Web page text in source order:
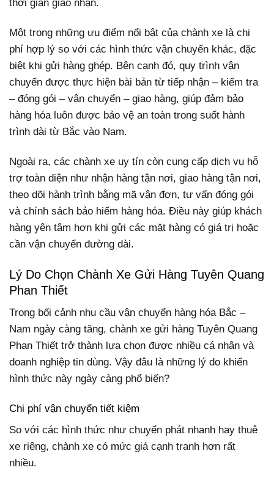
thời gian giao nhận.
Một trong những ưu điểm nổi bật của chành xe là chi
phí hợp lý so với các hình thức vận chuyển khác, đặc
biệt khi gửi hàng ghép. Bên cạnh đó, quy trình vận
chuyển được thực hiện bài bản từ tiếp nhận – kiểm tra
– đóng gói – vận chuyển – giao hàng, giúp đảm bảo
hàng hóa luôn được bảo vệ an toàn trong suốt hành
trình dài từ Bắc vào Nam.
Ngoài ra, các chành xe uy tín còn cung cấp dịch vụ hỗ
trợ toàn diện như nhận hàng tận nơi, giao hàng tận nơi,
theo dõi hành trình bằng mã vận đơn, tư vấn đóng gói
và chính sách bảo hiểm hàng hóa. Điều này giúp khách
hàng yên tâm hơn khi gửi các mặt hàng có giá trị hoặc
cần vận chuyển đường dài.
Lý Do Chọn Chành Xe Gửi Hàng Tuyên Quang
Phan Thiết
Trong bối cảnh nhu cầu vận chuyển hàng hóa Bắc –
Nam ngày càng tăng, chành xe gửi hàng Tuyên Quang
Phan Thiết trở thành lựa chọn được nhiều cá nhân và
doanh nghiệp tin dùng. Vậy đâu là những lý do khiến
hình thức này ngày càng phổ biến?
Chi phí vận chuyển tiết kiệm
So với các hình thức như chuyển phát nhanh hay thuê
xe riêng, chành xe có mức giá cạnh tranh hơn rất
nhiều.